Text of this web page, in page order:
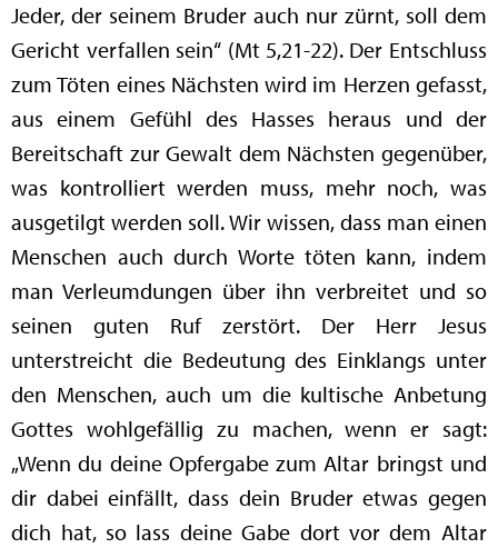
Jeder, der seinem Bruder auch nur zürnt, soll dem
Gericht verfallen sein“ (Mt 5,21-22). Der Entschluss
zum Töten eines Nächsten wird im Herzen gefasst,
aus einem Gefühl des Hasses heraus und der
Bereitschaft zur Gewalt dem Nächsten gegenüber,
was kontrolliert werden muss, mehr noch, was
ausgetilgt werden soll. Wir wissen, dass man einen
Menschen auch durch Worte töten kann, indem
man Verleumdungen über ihn verbreitet und so
seinen guten Ruf zerstört. Der Herr Jesus
unterstreicht die Bedeutung des Einklangs unter
den Menschen, auch um die kultische Anbetung
Gottes wohlgefällig zu machen, wenn er sagt:
„Wenn du deine Opfergabe zum Altar bringst und
dir dabei einfällt, dass dein Bruder etwas gegen
dich hat, so lass deine Gabe dort vor dem Altar